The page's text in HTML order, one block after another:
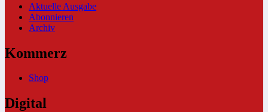
Aktuelle Ausgabe
Abonnieren
Archiv
Kommerz
Shop
Digital